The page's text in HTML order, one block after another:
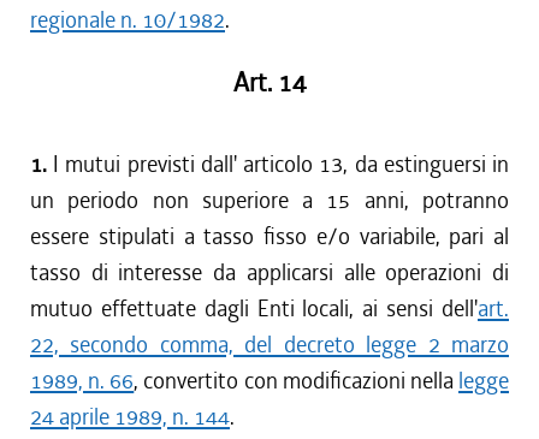
regionale n. 10/1982.
Art. 14
1. I mutui previsti dall' articolo 13, da estinguersi in
un periodo non superiore a 15 anni, potranno
essere stipulati a tasso fisso e/o variabile, pari al
tasso di interesse da applicarsi alle operazioni di
mutuo effettuate dagli Enti locali, ai sensi dell'art.
22, secondo comma, del decreto legge 2 marzo
1989, n. 66, convertito con modificazioni nella legge
24 aprile 1989, n. 144.